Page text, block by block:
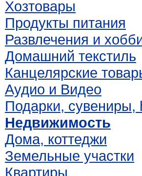
Хозтовары
Продукты питания
Развлечения и
Домашний текстиль
Канцелярские
Аудио и Видео
Подарки, сувениры,
Недвижимость
Дома, коттеджи
Земельные участки
Квартиры